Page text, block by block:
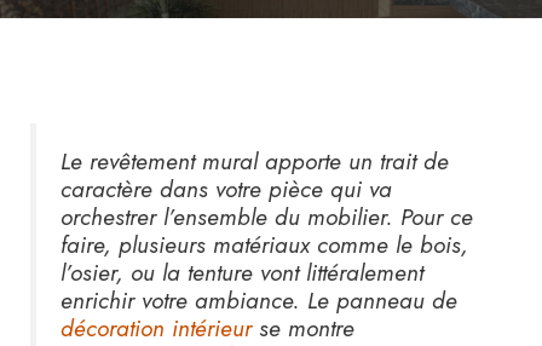
Le revêtement mural apporte un trait de
caractère dans votre pièce qui va
orchestrer l’ensemble du mobilier. Pour ce
faire, plusieurs matériaux comme le bois,
l’osier, ou la tenture vont littéralement
enrichir votre ambiance. Le panneau de
décoration intérieurse montre